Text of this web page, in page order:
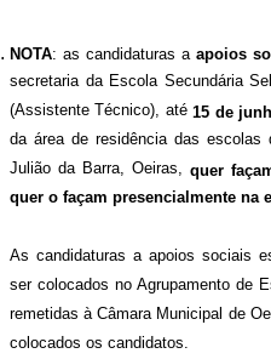
NOTA: as candidaturas a apoios
secretaria da Escola Secundária
(Assistente Técnico), até15 de
da área de residência das escolas
Julião da Barra, Oeiras,quer
quer o façam presencialmente na
As candidaturas a apoios sociais
ser colocados no Agrupamento de
remetidas à Câmara Municipal de
colocados os candidatos.